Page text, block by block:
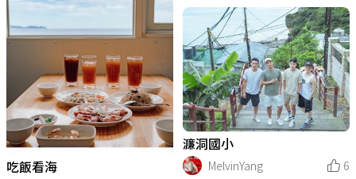
吃飯看海
濂洞國小
MelvinYang
6